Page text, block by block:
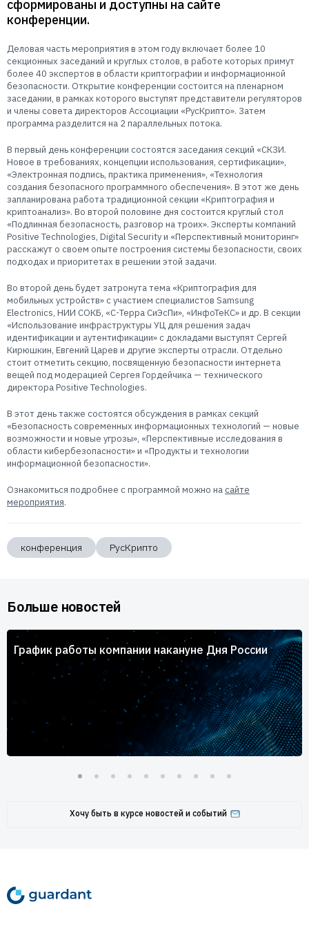
Пресс-центр
Новости
Мероприятия
Экспертиза
Пресс-кит
Пользователям
Техническая поддержка
сформированы и доступны на сайте
конференции.
Деловая часть мероприятия в этом году включает более 10
секционных заседаний и круглых столов, в работе которых примут
более 40 экспертов в области криптографии и информационной
безопасности. Открытие конференции состоится на пленарном
заседании, в рамках которого выступят представители регуляторов
и члены совета директоров Ассоциации «РусКрипто». Затем
программа разделится на 2 параллельных потока.
В первый день конференции состоятся заседания секций «СКЗИ.
Новое в требованиях, концепции использования, сертификации»,
«Электронная подпись, практика применения», «Технология
создания безопасного программного обеспечения». В этот же день
запланирована работа традиционной секции «Криптография и
криптоанализ». Во второй половине дня состоится круглый стол
«Подлинная безопасность, разговор на троих». Эксперты компаний
Positive Technologies, Digital Security и «Перспективный мониторинг»
расскажут о своем опыте построения системы безопасности, своих
подходах и приоритетах в решении этой задачи.
Во второй день будет затронута тема «Криптография для
мобильных устройств» с участием специалистов Samsung
Electronics, НИИ СОКБ, «С-Терра СиЭсПи», «ИнфоТеКС» и др. В секции
«Использование инфраструктуры УЦ для решения задач
идентификации и аутентификации» с докладами выступят Сергей
Кирюшкин, Евгений Царев и другие эксперты отрасли. Отдельно
стоит отметить секцию, посвященную безопасности интернета
вещей под модерацией Сергея Гордейчика — технического
директора Positive Technologies.
В этот день также состоятся обсуждения в рамках секций
«Безопасность современных информационных технологий — новые
возможности и новые угрозы», «Перспективные исследования в
области кибербезопасности» и «Продукты и технологии
информационной безопасности».
Ознакомиться подробнее с программой можно на сайте
мероприятия.
конференция РусКрипто
Больше новостей
График работы компании накануне Дня России
Хочу быть в курсе новостей и событий